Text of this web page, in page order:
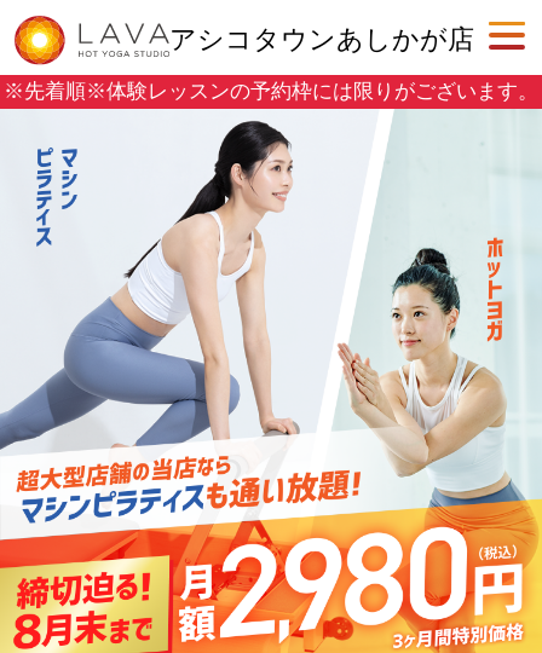
アシコタウンあしかが店
※先着順※体験レッスンの予約枠には限りがございます。